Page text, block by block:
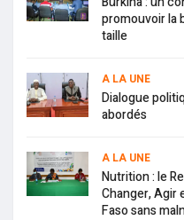
promouvoir la
taille
A LA UNE
Dialogue
abordés
A LA UNE
Nutrition : le
Changer, Agir
Faso sans